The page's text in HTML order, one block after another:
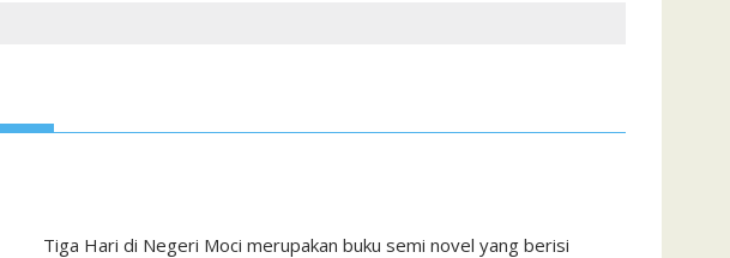
Tiga Hari di Negeri Moci merupakan buku semi novel yang berisi